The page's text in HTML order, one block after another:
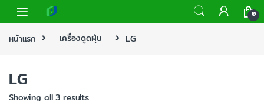
0
หน้าแรก เครื่องดูดฝุ่น LG
LG
Showing all 3 results